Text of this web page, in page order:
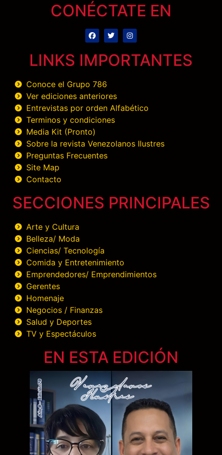
CONÉCTATE EN
LINKS IMPORTANTES
Conoce el Grupo 786
Ver ediciones anteriores
Entrevistas por orden Alfabético
Terminos y condiciones
Media Kit (Pronto)
Sobre la revista Venezolanos Ilustres
Preguntas Frecuentes
Site Map
Contacto
SECCIONES PRINCIPALES
Arte y Cultura
Belleza/ Moda
Ciencias/ Tecnología
Comida y Entretenimiento
Emprendedores/ Emprendimientos
Gerentes
Homenaje
Negocios / Finanzas
Salud y Deportes
TV y Espectáculos
EN ESTA EDICIÓN